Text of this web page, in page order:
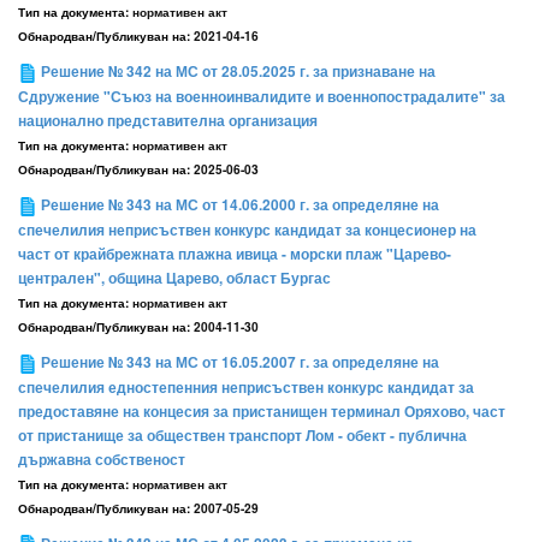
Тип на документа: нормативен акт
Обнародван/Публикуван на: 2021-04-16
Решение № 342 на МС от 28.05.2025 г. за признаване на
Сдружение "Съюз на военноинвалидите и военнопострадалите" за
национално представителна организация
Тип на документа: нормативен акт
Обнародван/Публикуван на: 2025-06-03
Решение № 343 на МС от 14.06.2000 г. за определяне на
спечелилия неприсъствен конкурс кандидат за концесионер на
част от крайбрежната плажна ивица - морски плаж "Царево-
централен", община Царево, област Бургас
Тип на документа: нормативен акт
Обнародван/Публикуван на: 2004-11-30
Решение № 343 на МС от 16.05.2007 г. за определяне на
спечелилия едностепенния неприсъствен конкурс кандидат за
предоставяне на концесия за пристанищен терминал Оряхово, част
от пристанище за обществен транспорт Лом - обект - публична
държавна собственост
Тип на документа: нормативен акт
Обнародван/Публикуван на: 2007-05-29